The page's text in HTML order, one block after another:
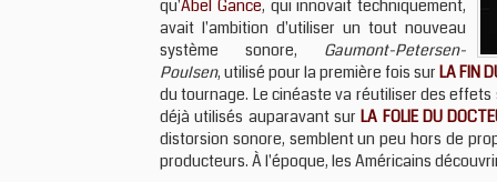
qu'Abel Gance, qui innovait techniquement,
avait l'ambition d'utiliser un tout nouveau
système sonore, Gaumont-Petersen-
Poulsen, utilisé pour la première fois sur LA FIN
du tournage. Le cinéaste va réutiliser des
déjà utilisés auparavant surLA FOLIE DU
distorsion sonore, semblent un peu hors de
producteurs. À l'époque, les Américains